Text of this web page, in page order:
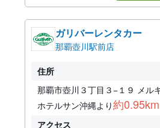
ガリバーレンタカー
那覇壺川駅前店
住所
那覇市壺川３丁目３−１９ メル
ホテルサン沖縄より約0.95km
アクセス